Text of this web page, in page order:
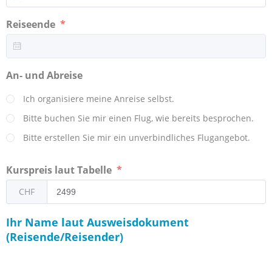
Reiseende
An- und Abreise
Ich organisiere meine Anreise selbst.
Bitte buchen Sie mir einen Flug, wie bereits besprochen.
Bitte erstellen Sie mir ein unverbindliches Flugangebot.
Kurspreis laut Tabelle
CHF
Ihr Name laut Ausweisdokument
(Reisende/Reisender)